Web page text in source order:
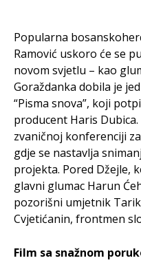
Popularna
Ramović uskoro će se
novom svjetlu – kao
Goraždanka dobila je
“Pisma snova”, koji
producent Haris
zvaničnoj konferenciji
gdje se nastavlja
projekta. Pored Džejle,
glavni glumac Harun
pozorišni umjetnik
Cvjetićanin, frontmen
Film sa snažnom